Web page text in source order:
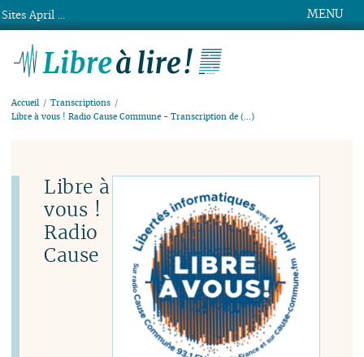
MENU
Accueil
Transcriptions
Libre à vous ! Radio Cause Commune - Transcription de (…)
Libre à
vous !
Radio
Cause
Sites April ...